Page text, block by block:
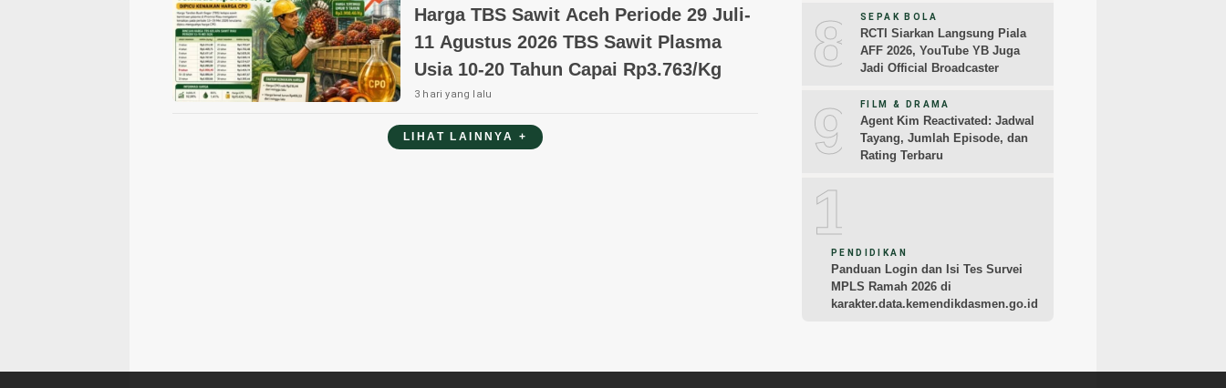
Harga TBS Sawit Aceh Periode 29 Juli-
11 Agustus 2026 TBS Sawit Plasma
Usia 10-20 Tahun Capai Rp3.763/Kg
3 hari yang lalu
LIHAT LAINNYA +
8 SEPAK BOLA
RCTI Siarkan Langsung Piala
AFF 2026, YouTube YB Juga
Jadi Official Broadcaster
9 FILM & DRAMA
Agent Kim Reactivated: Jadwal
Tayang, Jumlah Episode, dan
Rating Terbaru
10
PENDIDIKAN
Panduan Login dan Isi Tes Survei
MPLS Ramah 2026 di
karakter.data.kemendikdasmen.go.id